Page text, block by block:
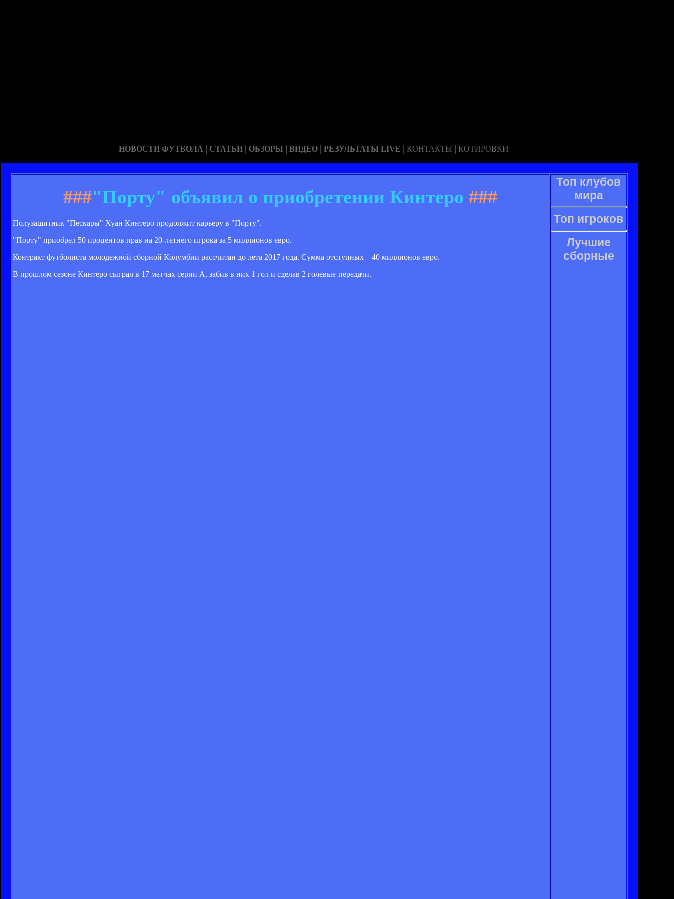
НОВОСТИ ФУТБОЛА | СТАТЬИ | ОБЗОРЫ | ВИДЕО | РЕЗУЛЬТАТЫ LIVE | КОНТАКТЫ | КОТИРОВКИ
###"Порту" объявил о приобретении Кинтеро ###
Полузащитник "Пескары" Хуан Кинтеро продолжит карьеру в "Порту".
"Порту" приобрел 50 процентов прав на 20-летнего игрока за 5 миллионов евро.
Контракт футболиста молодежной сборной Колумбии рассчитан до лета 2017 года. Сумма отступных – 40 миллионов евро.
В прошлом сезоне Кинтеро сыграл в 17 матчах серии А, забив в них 1 гол и сделав 2 голевые передачи.
Топ клубов
мира
Топ игроков
Лучшие
сборные